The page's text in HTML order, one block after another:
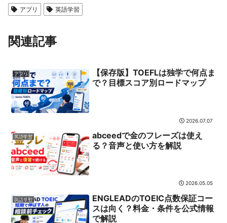
アプリ 英語学習
関連記事
アプリ
【保存版】TOEFLは独学で何点ま
で？目標スコア別ロードマップ
2026.07.07
英語学習
abceedで金のフレーズは使え
る？音声と使い方を解説
2026.05.05
英語学習
ENGLEADのTOEIC点数保証コー
スは向く？料金・条件を公式情報
で解説